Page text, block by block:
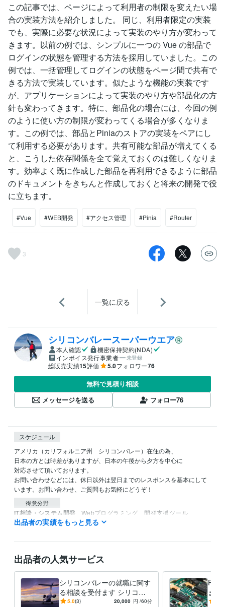
この記事では、ページによって利用者の制限を変えたい場
合の実装方法を紹介しました。 同じ、利用者限定の実装
でも、実際に必要な状況によって実装のやり方が変わって
きます。以前の例では、シンプルに一つの Vue の部品で
ログインの状態を管理する方法を採用していました。この
例では、一括管理してログインの状態をページ間で共有で
きる方法で実装しています。似たような機能の実装です
が、アプリケーションによって実装のやり方や部品化の方
針も変わってきます。特に、部品化の場合には、今回の例
のように使い方の制限が変わってくる場合が多くなりま
す。この例では、部品とPiniaのストアの実装をペアにし
て利用する必要があります。共有可能な部品が増えてくる
と、こうした依存関係を全て覚えておくのは難しくなりま
す。効率よく既に作成した部品を再利用できるように部品
のドキュメントをきちんと作成しておくと将来の開発で役
に立ちます。
#Vue #WEB開発 #アクセス管理 #Pinia #Router
3
一覧に戻る
シリコンバレースーパーウエア
本人確認
機密保持契約(NDA)
インボイス発行事業者
未登録
総販売実績15評価 5.0フォロワー76
無料で見積り相談
メッセージを送る
フォロー76
スケジュール
アメリカ（カリフォルニア州　シリコンバレー）在住の為、
日本の方とは時差がありますが、日本の午後から夕方を中心に
対応させて頂いております。
お問い合わせなどには、休日以外は翌日までのレスポンスを基本にして
います。お問い合わせ、ご質問もお気軽にどうぞ！
得意分野
IT相談・システム開発 Webプログラミング、開発支援ツール
システム設計 Webプログラミング
シリコンバレー システム開発
プログラムマネージメ
語学学習
海外履歴書
出品者の実績をもっと見る
出品者の人気サービス
シリコンバレーの就職に関す
る相談を受付ます シリコン
バレーの就職事情に関する情
5.0(3) 20,000 円 /60分
PCB
ま
豊富